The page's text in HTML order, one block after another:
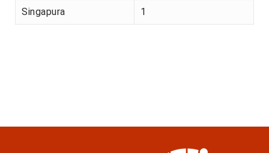
Singapura 1